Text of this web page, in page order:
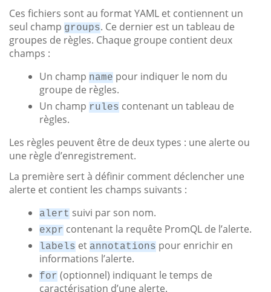
Ces fichiers sont au format YAML et contiennent un
seul champ groups. Ce dernier est un tableau de
groupes de règles. Chaque groupe contient deux
champs :
Un champ name pour indiquer le nom du
groupe de règles.
Un champ rules contenant un tableau de
règles.
Les règles peuvent être de deux types : une alerte ou
une règle d’enregistrement.
La première sert à définir comment déclencher une
alerte et contient les champs suivants :
alert suivi par son nom.
expr contenant la requête PromQL de l’alerte.
labels et annotations pour enrichir en
informations l’alerte.
for (optionnel) indiquant le temps de
caractérisation d’une alerte.